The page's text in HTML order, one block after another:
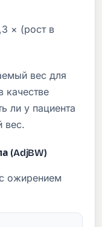
× (рост в
вес для
качестве
ли у пациента
вес.
(AdjBW)
ожирением